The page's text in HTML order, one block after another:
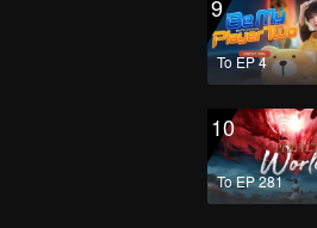
9
To EP 4
10
To EP 281